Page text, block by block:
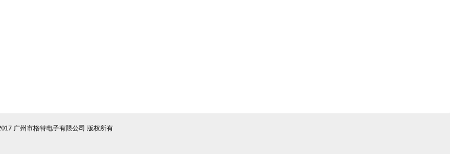
广州市格特电子有限公司 版权所有